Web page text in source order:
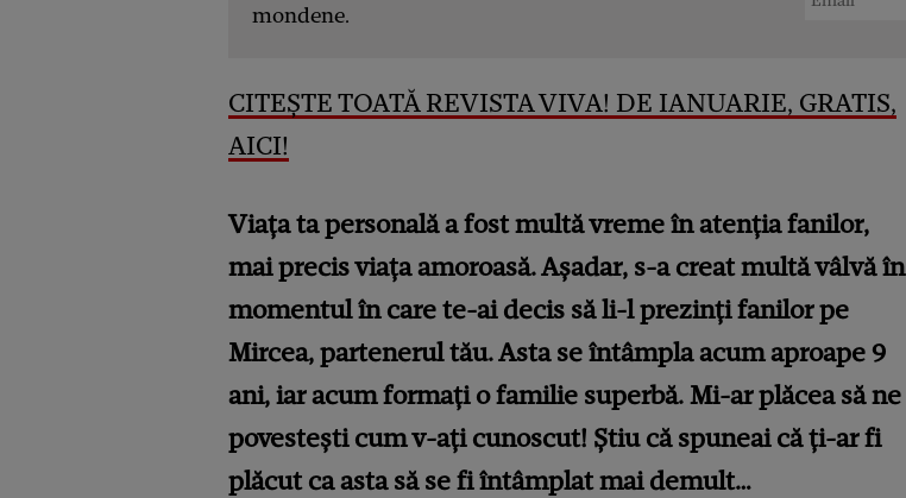
mondene.
CITEȘTE TOATĂ REVISTA VIVA! DE IANUARIE, GRATIS,
AICI!
Viața ta personală a fost multă vreme în atenția fanilor,
mai precis viața amoroasă. Așadar, s-a creat multă vâlvă în
momentul în care te-ai decis să li-l prezinți fanilor pe
Mircea, partenerul tău. Asta se întâmpla acum aproape 9
ani, iar acum formați o familie superbă. Mi-ar plăcea să ne
povestești cum v-ați cunoscut! Știu că spuneai că ți-ar fi
plăcut ca asta să se fi întâmplat mai demult…